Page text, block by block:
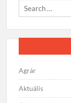
Agrár
Aktuális